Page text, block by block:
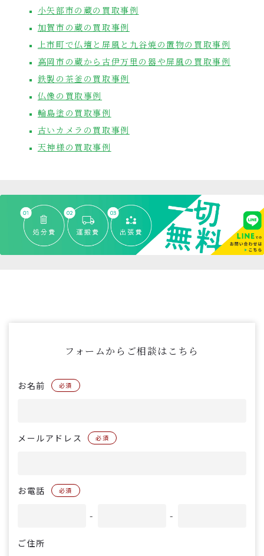
小矢部市の蔵の買取事例
加賀市の蔵の買取事例
上市町で仏壇と屏風と九谷焼の置物の買取事例
高岡市の蔵から古伊万里の器や屏風の買取事例
鉄製の茶釜の買取事例
仏像の買取事例
輪島塗の買取事例
古いカメラの買取事例
天神様の買取事例
フォームからご相談はこちら
お名前 必須
メールアドレス 必須
お電話 必須
- -
ご住所